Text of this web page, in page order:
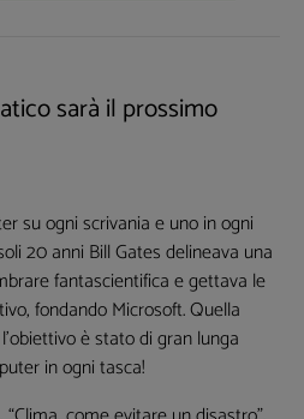
sarà il prossimo
su ogni scrivania e uno in ogni
20 anni Bill Gates delineava una
fantascientifica e gettava le
fondando Microsoft. Quella
è stato di gran lunga
in ogni tasca!